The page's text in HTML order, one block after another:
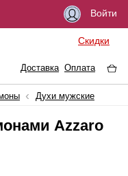
Войти
Скидки
Доставка Оплата
Духи мужские
Azzaro